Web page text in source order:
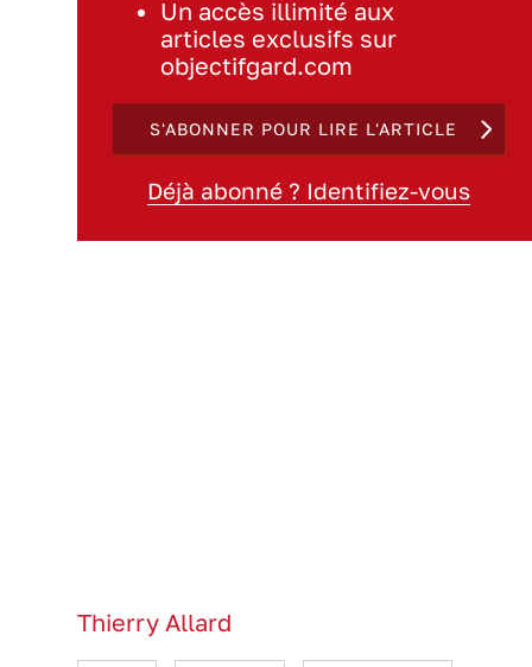
Un accès illimité aux
articles exclusifs sur
objectifgard.com
S'ABONNER POUR LIRE L'ARTICLE
Déjà abonné ? Identifiez-vous
Thierry Allard